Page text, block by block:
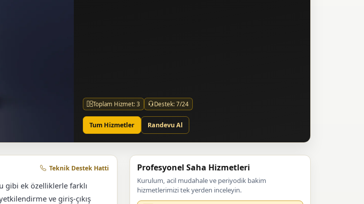
Toplam Hizmet: 3 Destek: 7/24
Tum Hizmetler Randevu Al
Teknik Destek Hatti
gibi ek özelliklerle farklı
ve giriş-çıkış
Profesyonel Saha Hizmetleri
Kurulum, acil mudahale ve periyodik bakim
hizmetlerimizi tek yerden inceleyin.